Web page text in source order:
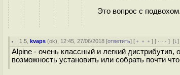
Это вопрос с
1.5 ,kvaps (ok), 12:45, 27/06/2018 [ответить] [ ﹢﹢﹢] [ · · ·][↓]
Alpine - очень классный и легкий дистрибутив,
возможность установить или собрать почти